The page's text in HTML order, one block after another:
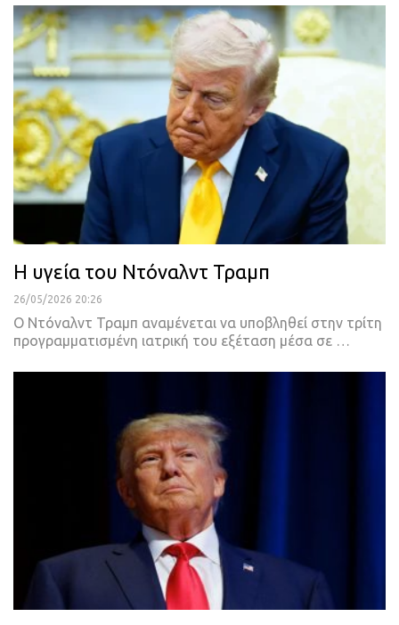
Η υγεία του Ντόναλντ Τραμπ
26/05/2026 20:26
Ο Ντόναλντ Τραμπ αναμένεται να υποβληθεί στην τρίτη
προγραμματισμένη ιατρική του εξέταση μέσα σε …